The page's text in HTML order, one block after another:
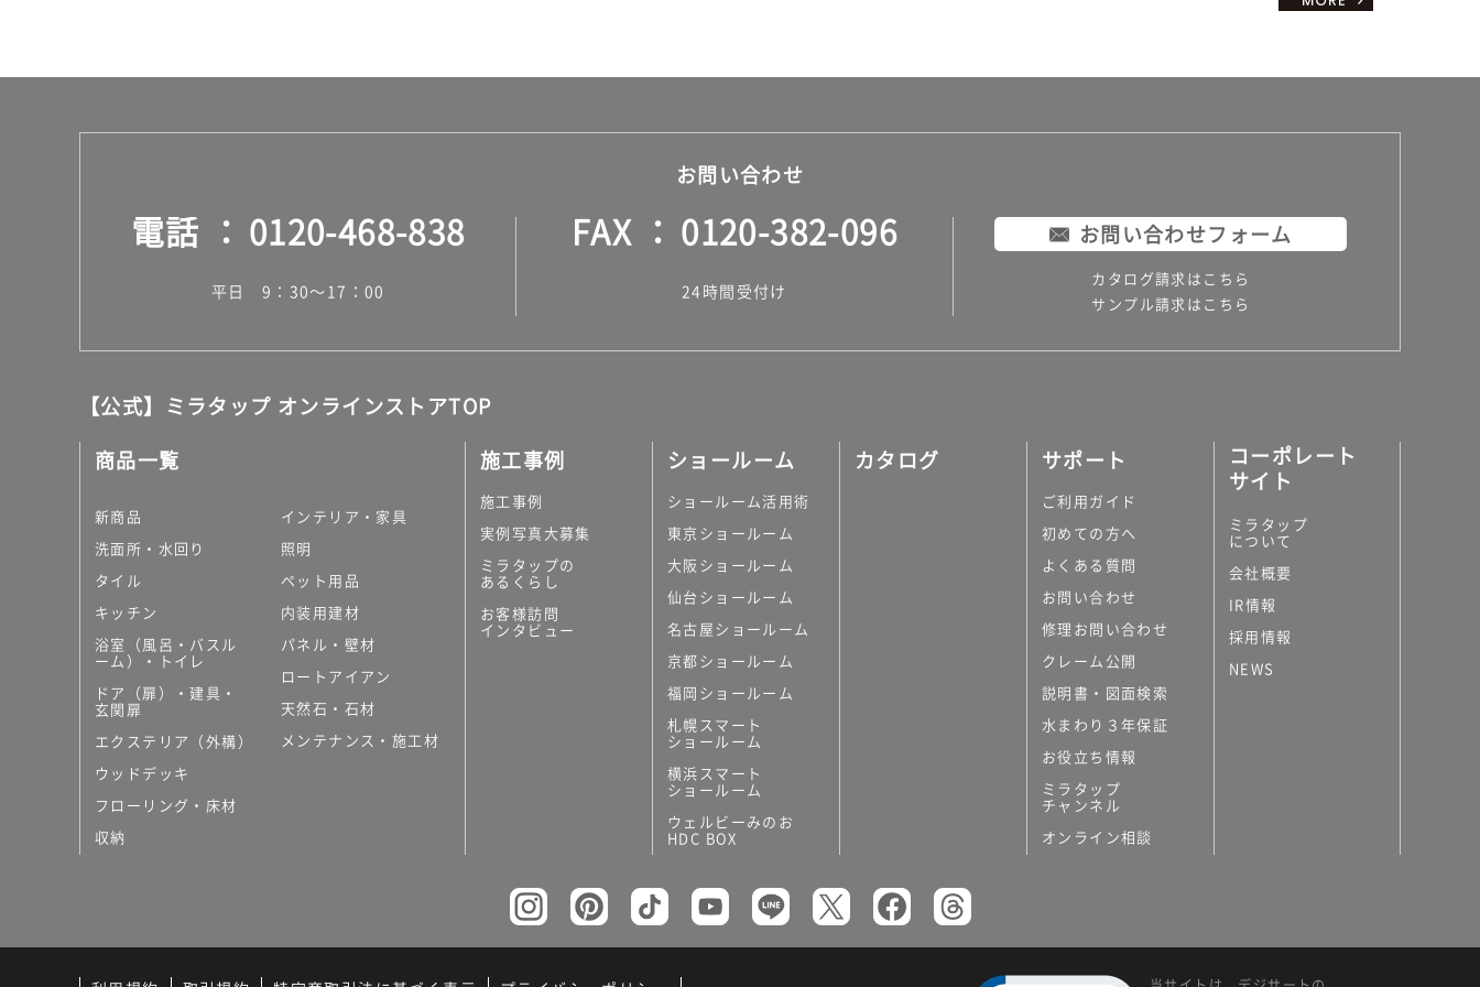
お問い合わせ
電話 0120-468-838
平日 9：30～17：00
FAX 0120-382-096
24時間受付け
お問い合わせフォーム
カタログ請求はこちら
サンプル請求はこちら
【公式】ミラタップ オンラインストアTOP
商品一覧
新商品
洗面所・水回り
タイル
キッチン
浴室（風呂・バスル
ーム）・トイレ
ドア（扉）・建具・
玄関扉
エクステリア（外構）
ウッドデッキ
フローリング・床材
収納
インテリア・家具
照明
ペット用品
内装用建材
パネル・壁材
ロートアイアン
天然石・石材
メンテナンス・施工材
施工事例
施工事例
実例写真大募集
ミラタップの
あるくらし
お客様訪問
インタビュー
ショールーム
ショールーム活用術
東京ショールーム
大阪ショールーム
仙台ショールーム
名古屋ショールーム
京都ショールーム
福岡ショールーム
札幌スマート
ショールーム
横浜スマート
ショールーム
ウェルビーみのお
HDC BOX
カタログ サポート
ご利用ガイド
初めての方へ
よくある質問
お問い合わせ
修理お問い合わせ
クレーム公開
説明書・図面検索
水まわり３年保証
お役立ち情報
ミラタップ
チャンネル
オンライン相談
コーポレート
サイト
ミラタップ
について
会社概要
IR情報
採用情報
NEWS